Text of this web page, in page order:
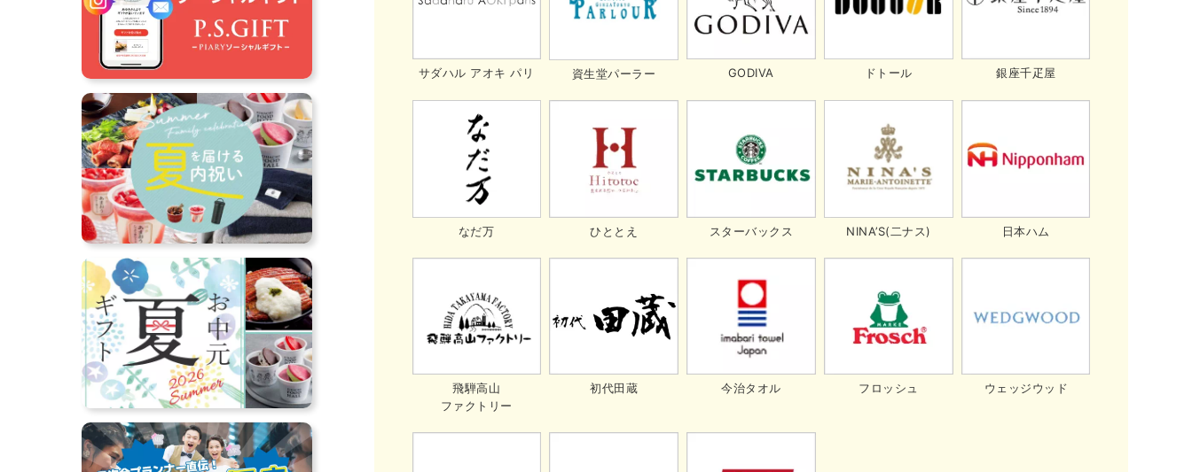
サダハル アオキ パリ 資生堂パーラー GODIVA ドトール 銀座千疋屋
なだ万 ひととえ スターバックス NINA’S(二ナス) 日本ハム
飛騨高山
ファクトリー
初代田蔵 今治タオル フロッシュ ウェッジウッド